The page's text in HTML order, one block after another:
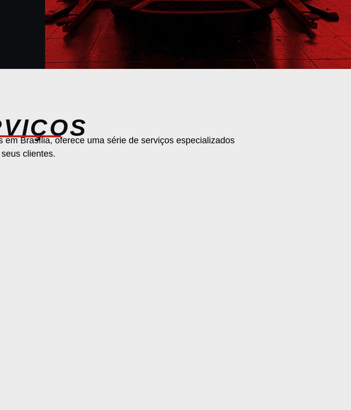
Brasília, oferece uma série de serviços especializados
clientes.